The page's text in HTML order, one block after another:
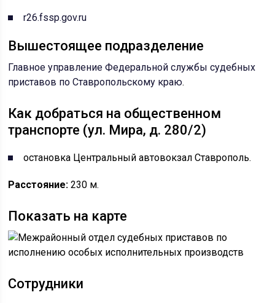
r26.fssp.gov.ru
Вышестоящее подразделение
Главное управление Федеральной службы судебных
приставов по Ставропольскому краю.
Как добраться на общественном
транспорте (ул. Мира, д. 280/2)
остановка Центральный автовокзал Ставрополь.
Расстояние:230 м.
Показать на карте
Сотрудники